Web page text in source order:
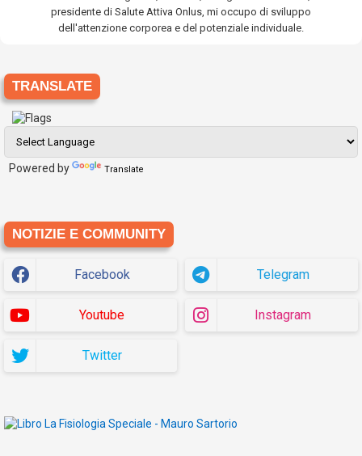
presidente di Salute Attiva Onlus, mi occupo di sviluppo
dell'attenzione corporea e del potenziale individuale.
TRANSLATE
Powered by Translate
NOTIZIE E COMMUNITY
Facebook Telegram
Youtube Instagram
Twitter